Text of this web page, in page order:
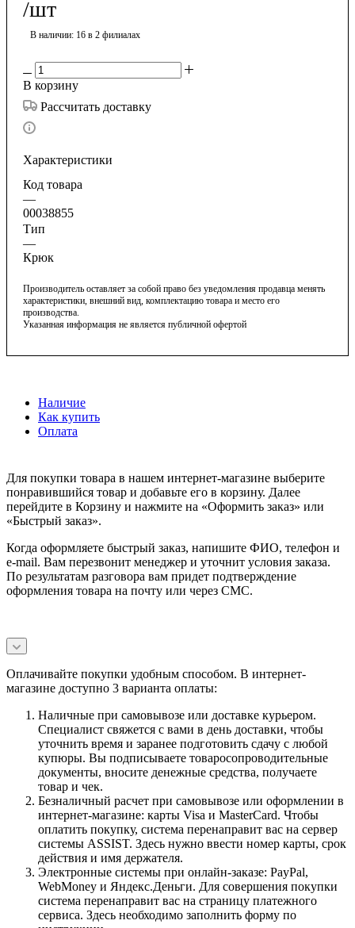
/шт
В наличии: 16 в 2 филиалах
В корзину
Рассчитать доставку
Характеристики
Код товара
—
00038855
Тип
—
Крюк
Производитель оставляет за собой право без уведомления продавца менять
характеристики, внешний вид, комплектацию товара и место его
производства.
Указанная информация не является публичной офертой
Наличие
Как купить
Оплата
Для покупки товара в нашем интернет-магазине выберите
понравившийся товар и добавьте его в корзину. Далее
перейдите в Корзину и нажмите на «Оформить заказ» или
«Быстрый заказ».
Когда оформляете быстрый заказ, напишите ФИО, телефон и
e-mail. Вам перезвонит менеджер и уточнит условия заказа.
По результатам разговора вам придет подтверждение
оформления товара на почту или через СМС.
Оплачивайте покупки удобным способом. В интернет-
магазине доступно 3 варианта оплаты:
Наличные при самовывозе или доставке курьером.
Специалист свяжется с вами в день доставки, чтобы
уточнить время и заранее подготовить сдачу с любой
купюры. Вы подписываете товаросопроводительные
документы, вносите денежные средства, получаете
товар и чек.
Безналичный расчет при самовывозе или оформлении в
интернет-магазине: карты Visa и MasterCard. Чтобы
оплатить покупку, система перенаправит вас на сервер
системы ASSIST. Здесь нужно ввести номер карты, срок
действия и имя держателя.
Электронные системы при онлайн-заказе: PayPal,
WebMoney и Яндекс.Деньги. Для совершения покупки
система перенаправит вас на страницу платежного
сервиса. Здесь необходимо заполнить форму по